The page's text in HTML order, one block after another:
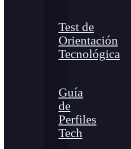
Test de
Orientación
Tecnológica
Guía
de
Perfiles
Tech